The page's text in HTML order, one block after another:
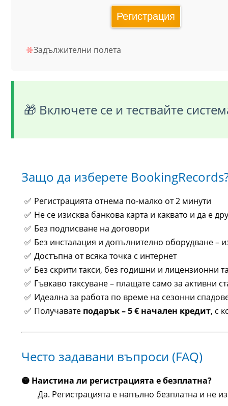
Регистрация
Задължителни полета
🎁 Включете се и тествайте
Защо да изберете
Регистрацията отнема по-малко от 2 минути
Не се изисква банкова карта и каквато и да е
Без подписване на договори
Без инсталация и допълнително оборудване –
Достъпна от всяка точка с интернет
Без скрити такси, без годишни и лицензионни
Гъвкаво таксуване – плащате само за активни
Идеална за работа по време на сезонни
Получавате подарък – 5 € начален кредит, с
Често задавани въпроси (FAQ)
🟡 Наистина ли регистрацията е безплатна?
Да. Регистрацията е напълно безплатна и не